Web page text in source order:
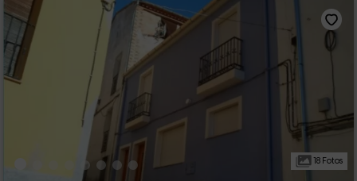
18 Fotos